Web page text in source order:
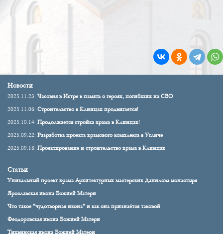
Новости
2025.11.23: Часовня в Истре в память о героях, погибших на СВО
2025.11.06: Строительство в Клинцах продвигается!
2025.10.14: Продолжается стройка храма в Клинцах!
2025.09.22: Разработка проекта храмового комплекса в Угличе
2025.09.18: Проектирование и строительство храма в Клинцах
Статьи
Уникальный проект храма Архитектурных мастерских Данилова монастыря
Ярославская икона Божией Матери
Что такое "чудотворная икона" и как она признаётся таковой
Феодоровская икона Божией Матери
Тихвинская икона Божией Матери